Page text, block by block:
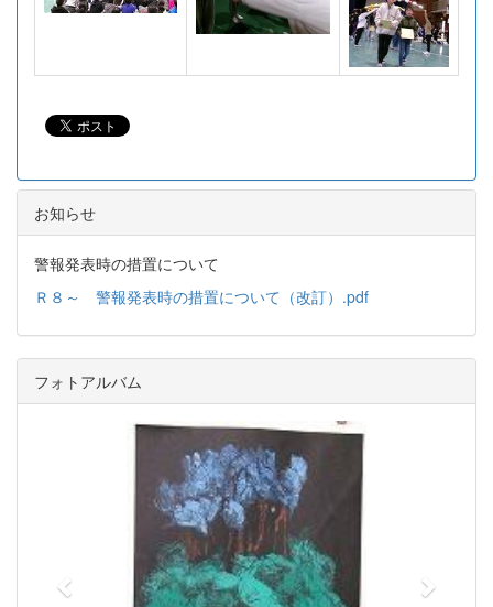
お知らせ
警報発表時の措置について
Ｒ８～ 警報発表時の措置について（改訂）.pdf
フォトアルバム
o